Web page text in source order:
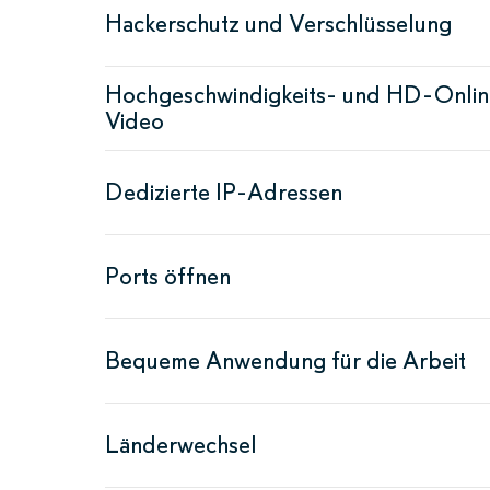
Hackerschutz und Verschlüsselung
Hochgeschwindigkeits- und HD-
Video
Dedizierte IP-Adressen
Ports öffnen
Bequeme Anwendung für die Arbeit
Länderwechsel